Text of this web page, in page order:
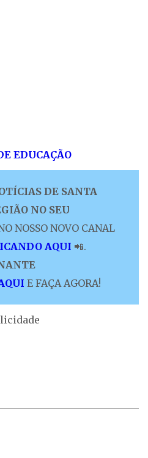
EDUCAÇÃO
DE SANTA
NO SEU
NOSSO NOVO CANAL
AQUI 📲.
E FAÇA AGORA!